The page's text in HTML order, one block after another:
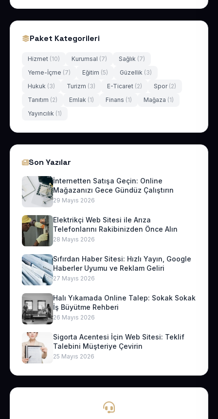
Paket Kategorileri
Hizmet (10) Kurumsal (7) Sağlık (7)
Yeme-İçme (7) Eğitim (5) Güzellik (3)
Hukuk (3) Turizm (3) E-Ticaret (2) Spor (2)
Tanıtım (2) Emlak (1) Finans (1) Mağaza (1)
Yayıncılık (1)
Son Yazılar
İnternetten Satışa Geçin: Online
Mağazanızı Gece Gündüz Çalıştırın
29 Mayıs 2026
Elektrikçi Web Sitesi ile Arıza
Telefonlarını Rakibinizden Önce Alın
28 Mayıs 2026
Sıfırdan Haber Sitesi: Hızlı Yayın, Google
Haberler Uyumu ve Reklam Geliri
27 Mayıs 2026
Halı Yıkamada Online Talep: Sokak Sokak
İş Büyütme Rehberi
26 Mayıs 2026
Sigorta Acentesi İçin Web Sitesi: Teklif
Talebini Müşteriye Çevirin
25 Mayıs 2026